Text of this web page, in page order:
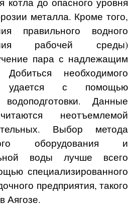
металла. Кроме того,
правильного водного
рабочей среды)
пара с надлежащим
необходимого
удается с помощью
Данные
неотъемлемой
Выбор метода
оборудования и
воды лучше всего
специализированного
предприятия, такого
Аягозе.